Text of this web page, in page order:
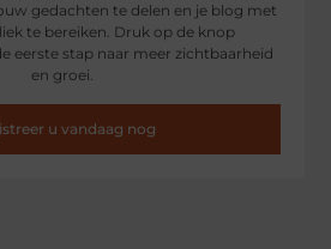
gedachten te delen en je blog met
te bereiken. Druk op de knop
eerste stap naar meer zichtbaarheid
en groei.
u vandaag nog